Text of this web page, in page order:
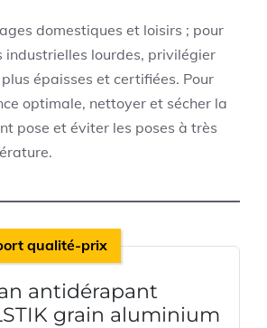
domestiques et loisirs ; pour
industrielles lourdes, privilégier
épaisses et certifiées. Pour
optimale, nettoyer et sécher la
pose et éviter les poses à très
qualité-prix
antidérapant
grain aluminium